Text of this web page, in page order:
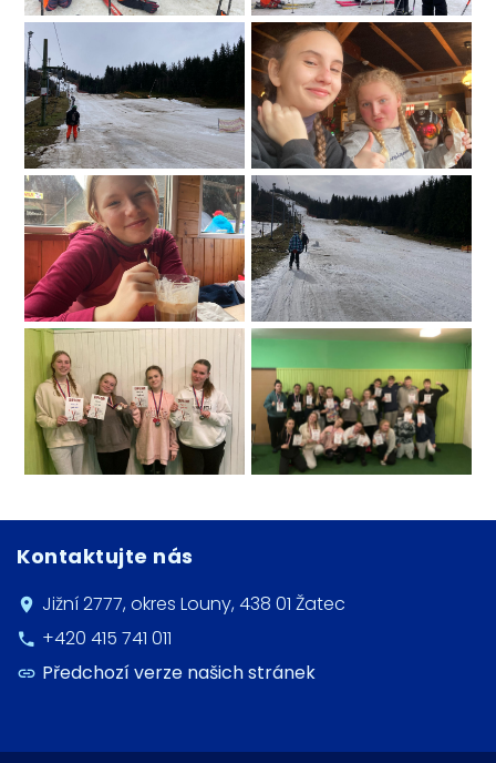
Kontaktujte nás
Jižní 2777, okres Louny, 438 01 Žatec
+420 415 741 011
Předchozí verze našich stránek